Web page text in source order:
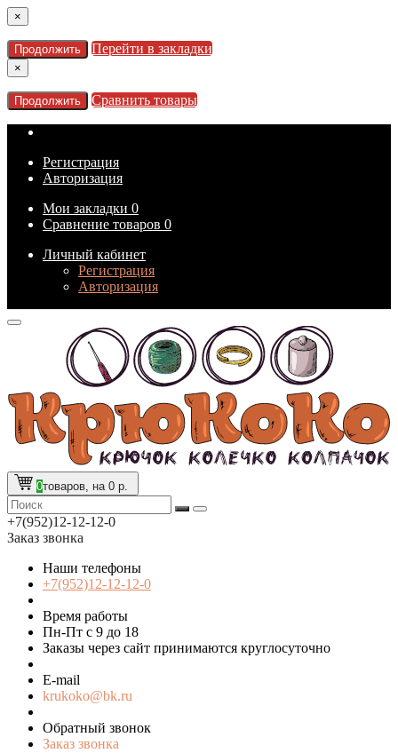
×
Продолжить Перейти в закладки
×
Продолжить Сравнить товары
Регистрация
Авторизация
Мои закладки 0
Сравнение товаров 0
Личный кабинет
Регистрация
Авторизация
0товаров, на 0 р.
+7(952)12-12-12-0
Заказ звонка
Наши телефоны
+7(952)12-12-12-0
Время работы
Пн-Пт с 9 до 18
Заказы через сайт принимаются круглосуточно
E-mail
krukoko@bk.ru
Обратный звонок
Заказ звонка